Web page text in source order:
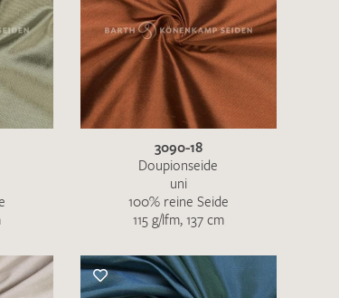
funktionstüchtig. Bitte
seiden.de.
3090-18
Doupionseide
uni
100% reine Seide
115 g/lfm, 137 cm